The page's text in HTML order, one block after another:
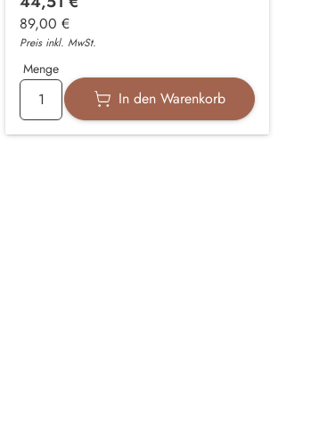
89,00 €
Preis inkl. MwSt.
Menge
In den Warenkorb